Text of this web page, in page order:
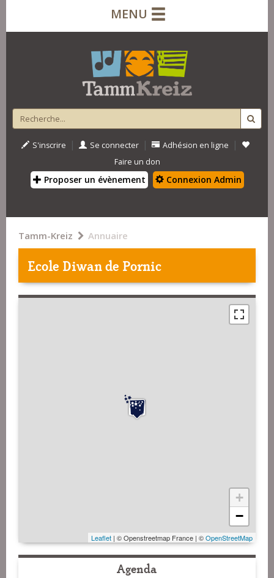
MENU
S'inscrire | Se connecter | Adhésion en ligne |
Faire un don
Proposer un évènement Connexion Admin
Tamm-Kreiz Annuaire
Ecole Diwan de Pornic
+
−
Leaflet | © Openstreetmap France | ©OpenStreetMap
Agenda